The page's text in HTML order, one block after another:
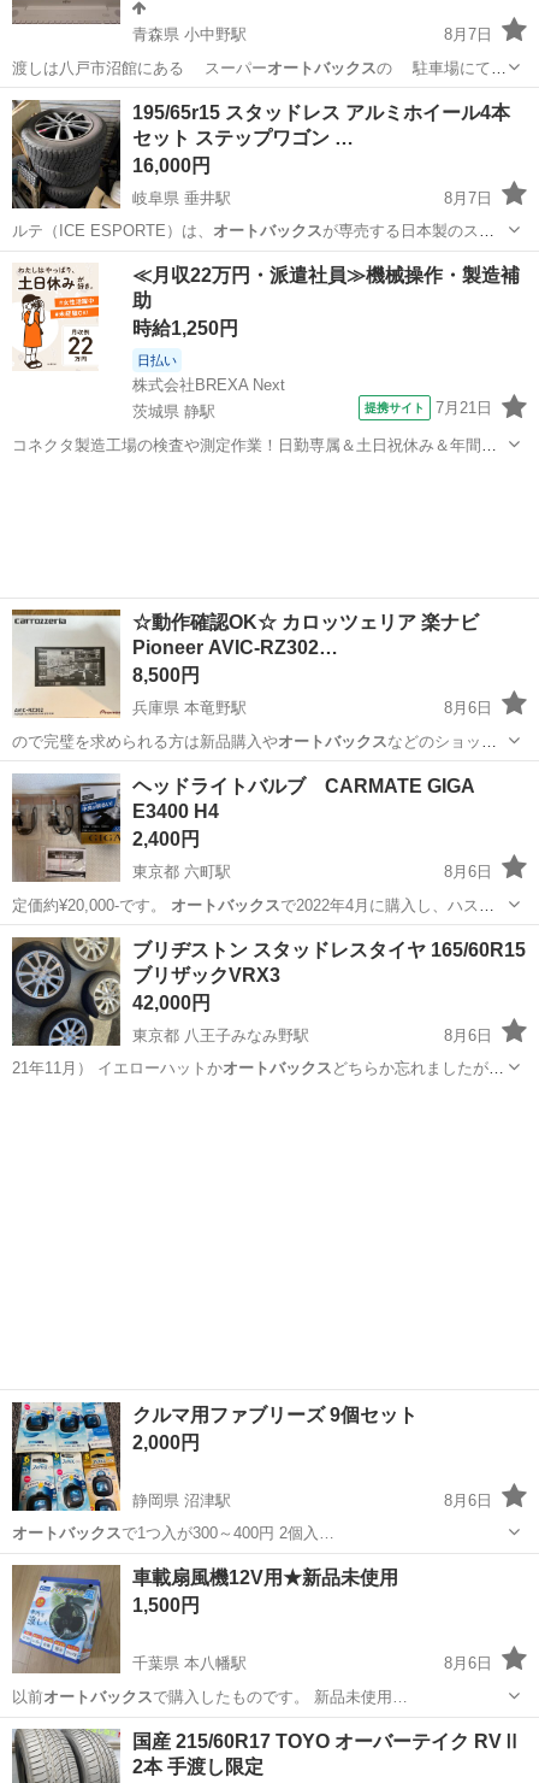
青森県 小中野駅
8月7日
渡しは八戸市沼館にある スーパーオートバックスの 駐車場にてお
願いします。 …
青森 八戸市 ノートパソコン
195/65r15 スタッドレス アルミホイール4本
セット ステップワゴン …
16,000円
岐阜県 垂井駅
8月7日
ルテ（ICE ESPORTE）は、 オートバックスが専売する日本製のスタ
ッドレスタイ…
岐阜 不破郡 垂井駅 タイヤ、ホイール スタッドレス
≪月収22万円・派遣社員≫機械操作・製造補
助
時給1,250円
日払い
株式会社BREXA Next
茨城県 静駅
提携サイト 7月21日
コネクタ製造工場の検査や測定作業！日勤専属＆土日祝休み＆年間休
☆動作確認OK☆ カロッツェリア 楽ナビ
Pioneer AVIC-RZ302…
8,500円
兵庫県 本竜野駅
8月6日
ので完璧を求められる方は新品購入やオートバックスなどのショップ
にて購入お願いします…
兵庫 たつの市 本竜野駅 カーナビ、テレビ
ヘッドライトバルブ CARMATE GIGA
E3400 H4
2,400円
東京都 六町駅
8月6日
定価約¥20,000-です。 オートバックスで2022年4月に購入し、ハスラ
ー…
東京 足立区 六町駅 アクセサリー ハスラー
ブリヂストン スタッドレスタイヤ 165/60R15
ブリザックVRX3
42,000円
東京都 八王子みなみ野駅
8月6日
21年11月） イエローハットかオートバックス どちらか忘れましたが新
クルマ用ファブリーズ 9個セット
2,000円
静岡県 沼津駅
8月6日
オートバックスで1つ入が300～400円 2個入…
静岡 沼津市 沼津駅 その他
車載扇風機12V用★新品未使用
1,500円
千葉県 本八幡駅
8月6日
以前オートバックスで購入したものです。 新品未使用…
千葉 市川市 本八幡駅
国産 215/60R17 TOYO オーバーテイク RVⅡ
2本 手渡し限定